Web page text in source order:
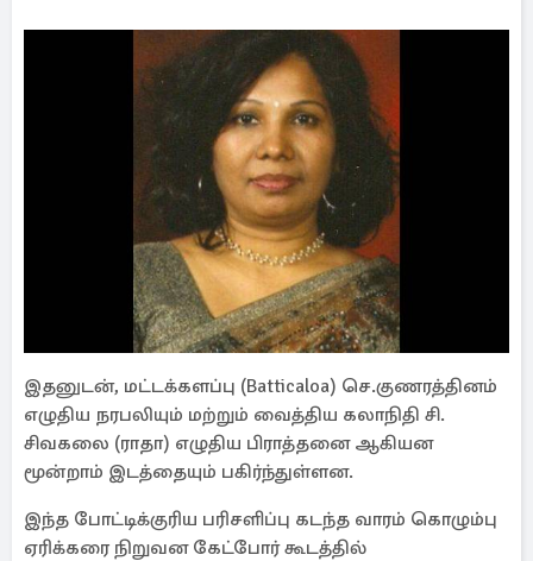
இதனுடன், மட்டக்களப்பு (Batticaloa) செ.குணரத்தினம்
எழுதிய நரபலியும் மற்றும் வைத்திய கலாநிதி சி.
சிவகலை (ராதா) எழுதிய பிராத்தனை ஆகியன
மூன்றாம் இடத்தையும் பகிர்ந்துள்ளன.
இந்த போட்டிக்குரிய பரிசளிப்பு கடந்த வாரம் கொழும்பு
ஏரிக்கரை நிறுவன கேட்போர் கூடத்தில்